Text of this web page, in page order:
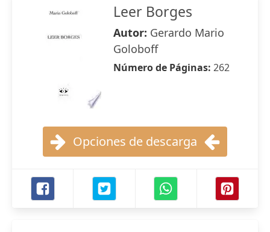
Leer Borges
Autor: Gerardo Mario
Goloboff
Número de Páginas: 262
Opciones de descarga